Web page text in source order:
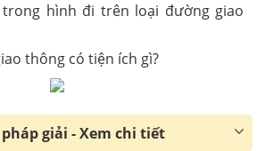
hình đi trên loại đường giao
thông có tiện ích gì?
giải - Xem chi tiết